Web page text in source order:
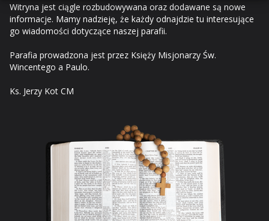
Witryna jest ciągle rozbudowywana oraz dodawane są nowe
informacje. Mamy nadzieję, że każdy odnajdzie tu interesujące
go wiadomości dotyczące naszej parafii.
Parafia prowadzona jest przez Księży Misjonarzy Św.
Wincentego a Paulo.
Ks. Jerzy Kot CM